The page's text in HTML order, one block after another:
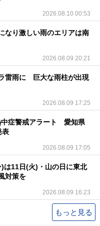
2026.08.10 00:53
り激しい雨のエリアは南
2026.08.09 20:21
雷雨に 巨大な雨柱が出現
2026.08.09 17:25
中症警戒アラート 愛知県
表
2026.08.09 17:05
は11日(火)・山の日に東北
対策を
2026.08.09 16:23
もっと見る